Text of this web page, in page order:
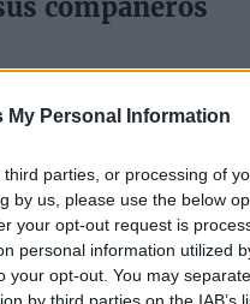
My Personal Information
parties, or processing of
by us, please use the below
your opt-out request is
personal information utilized
your opt-out. You may
compañeros
la próxima
"Quiero que se me trate